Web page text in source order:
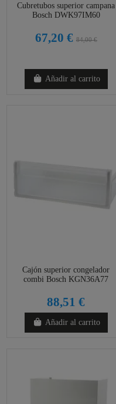
Cubretubos superior campana
Bosch DWK97IM60
67,20 € 84,00 €
Añadir al carrito
Cajón superior congelador
combi Bosch KGN36A77
88,51 €
Añadir al carrito